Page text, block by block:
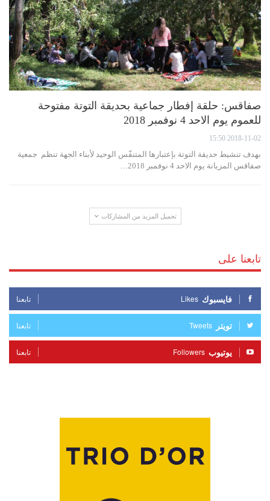
صفاقس: حلقة إفطار جماعية بحديقة التوتة مفتوحة
للعموم يوم الاحد 4 نوفمبر 2018
2018-11-02 15:50
بهدف تنشيط حديقة التوتة بإعتبارها المتنفّس الوحيد لأبناء الجهة تنظم جمعية
صفاقس المزيانة يوم الاحد 4 نوفمبر 2018…
تحميل المزيد من المشاركات
تابعنا على
فايسبوك Likes تابعنا
تويتر Tweets تابعنا
يوتيوب Followers تابعنا